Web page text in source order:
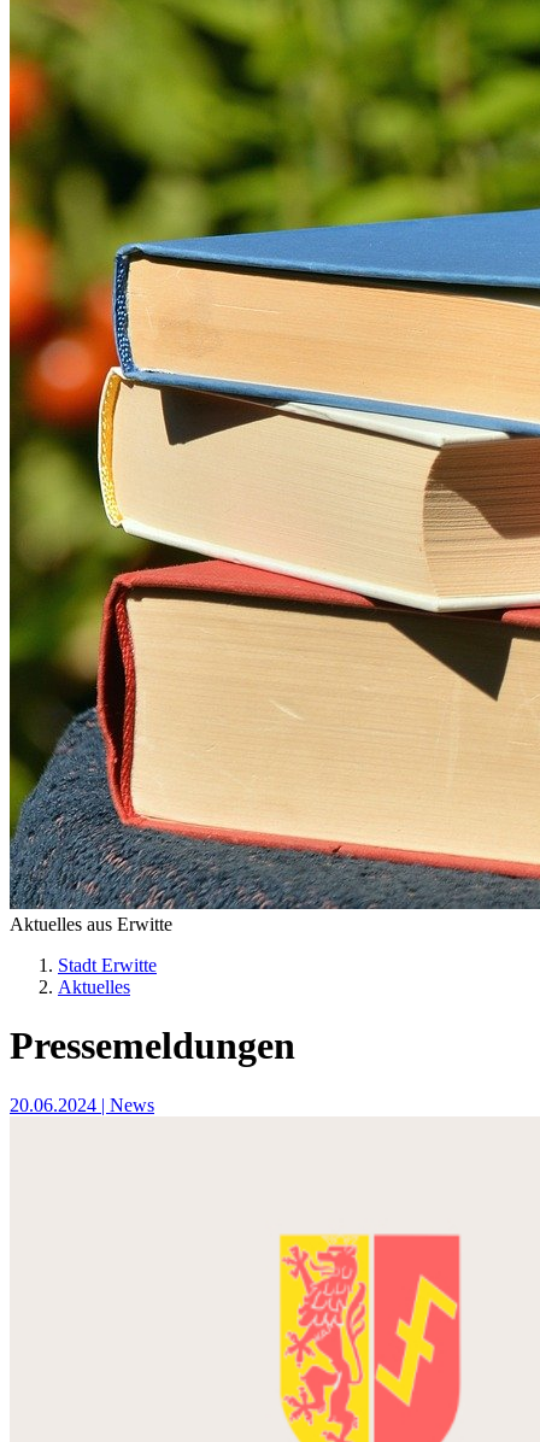
Aktuelles aus Erwitte
Stadt Erwitte
Aktuelles
Pressemeldungen
20.06.2024 | News